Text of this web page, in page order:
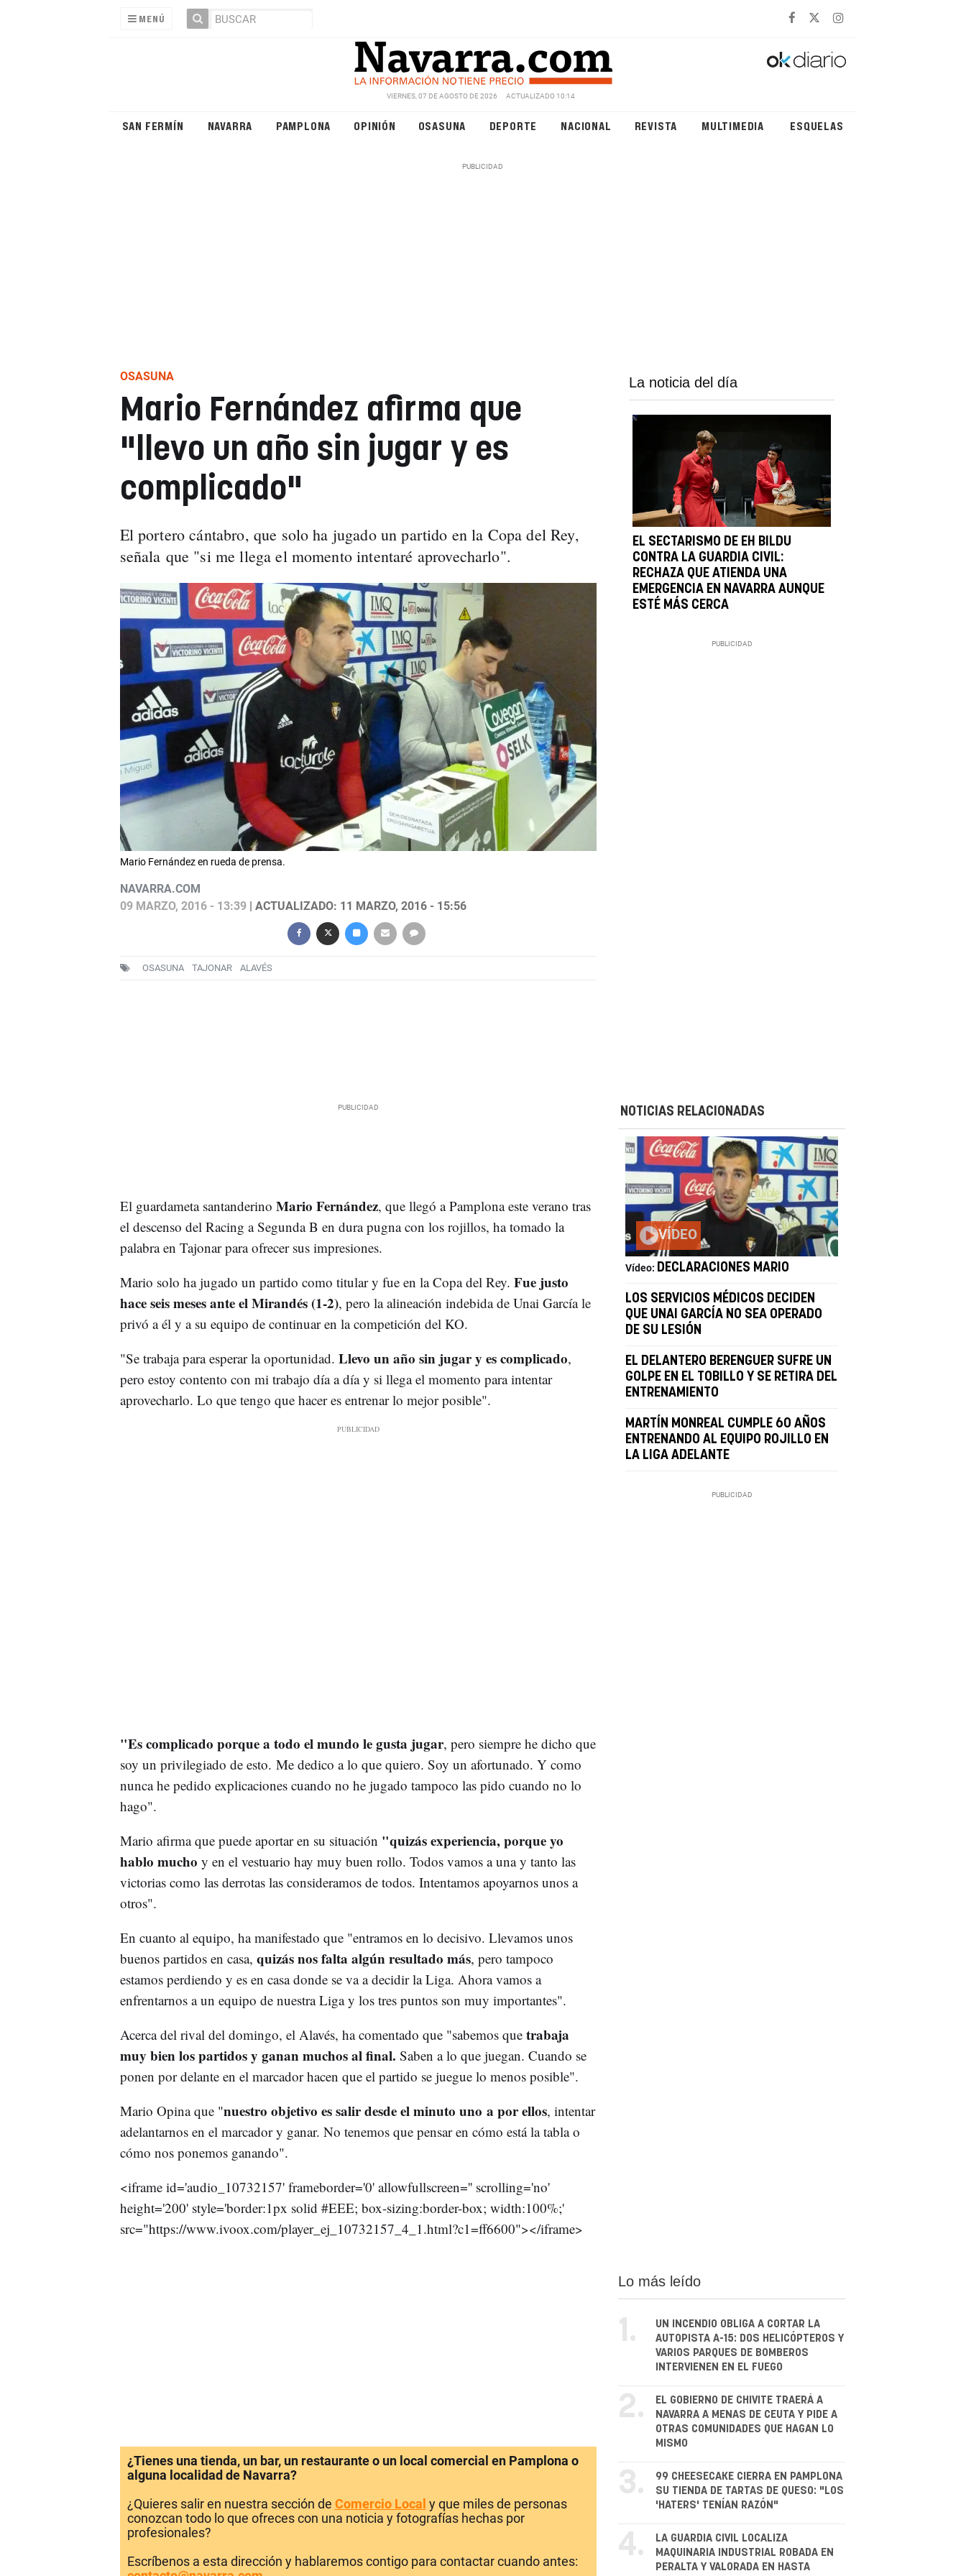
MENÚ
VIERNES, 07 DE AGOSTO DE 2026 ACTUALIZADO 10:14
SAN FERMÍN NAVARRA PAMPLONA OPINIÓN OSASUNA DEPORTE NACIONAL REVISTA MULTIMEDIA ESQUELAS
OSASUNA
Mario Fernández afirma que
"llevo un año sin jugar y es
complicado"
El portero cántabro, que solo ha jugado un partido en la Copa del Rey,
señala que "si me llega el momento intentaré aprovecharlo".
Mario Fernández en rueda de prensa.
NAVARRA.COM
09 MARZO, 2016 - 13:39| ACTUALIZADO: 11 MARZO, 2016 - 15:56
OSASUNA TAJONAR ALAVÉS
La noticia del día
EL SECTARISMO DE EH BILDU
CONTRA LA GUARDIA CIVIL:
RECHAZA QUE ATIENDA UNA
EMERGENCIA EN NAVARRA AUNQUE
ESTÉ MÁS CERCA
El guardameta santanderino Mario Fernández, que llegó a Pamplona este verano tras
el descenso del Racing a Segunda B en dura pugna con los rojillos, ha tomado la
palabra en Tajonar para ofrecer sus impresiones.
Mario solo ha jugado un partido como titular y fue en la Copa del Rey. Fue justo
hace seis meses ante el Mirandés (1-2), pero la alineación indebida de Unai García le
privó a él y a su equipo de continuar en la competición del KO.
"Se trabaja para esperar la oportunidad. Llevo un año sin jugar y es complicado,
pero estoy contento con mi trabajo día a día y si llega el momento para intentar
aprovecharlo. Lo que tengo que hacer es entrenar lo mejor posible".
"Es complicado porque a todo el mundo le gusta jugar, pero siempre he dicho que
soy un privilegiado de esto. Me dedico a lo que quiero. Soy un afortunado. Y como
nunca he pedido explicaciones cuando no he jugado tampoco las pido cuando no lo
hago".
Mario afirma que puede aportar en su situación "quizás experiencia, porque yo
hablo mucho y en el vestuario hay muy buen rollo. Todos vamos a una y tanto las
victorias como las derrotas las consideramos de todos. Intentamos apoyarnos unos a
otros".
En cuanto al equipo, ha manifestado que "entramos en lo decisivo. Llevamos unos
buenos partidos en casa, quizás nos falta algún resultado más, pero tampoco
estamos perdiendo y es en casa donde se va a decidir la Liga. Ahora vamos a
enfrentarnos a un equipo de nuestra Liga y los tres puntos son muy importantes".
Acerca del rival del domingo, el Alavés, ha comentado que "sabemos quetrabaja
muy bien los partidos y ganan muchos al final. Saben a lo que juegan. Cuando se
ponen por delante en el marcador hacen que el partido se juegue lo menos posible".
Mario Opina que "nuestro objetivo es salir desde el minuto uno a por ellos, intentar
adelantarnos en el marcador y ganar. No tenemos que pensar en cómo está la tabla o
cómo nos ponemos ganando".
<iframe id='audio_10732157' frameborder='0' allowfullscreen='' scrolling='no'
height='200' style='border:1px solid #EEE; box-sizing:border-box; width:100%;'
src="https://www.ivoox.com/player_ej_10732157_4_1.html?c1=ff6600"></iframe>
NOTICIAS RELACIONADAS
VÍDEO
Vídeo: DECLARACIONES MARIO
LOS SERVICIOS MÉDICOS DECIDEN
QUE UNAI GARCÍA NO SEA OPERADO
DE SU LESIÓN
EL DELANTERO BERENGUER SUFRE UN
GOLPE EN EL TOBILLO Y SE RETIRA DEL
ENTRENAMIENTO
MARTÍN MONREAL CUMPLE 60 AÑOS
ENTRENANDO AL EQUIPO ROJILLO EN
LA LIGA ADELANTE
¿Tienes una tienda, un bar, un restaurante o un local comercial en Pamplona o
alguna localidad de Navarra?
¿Quieres salir en nuestra sección de Comercio Local y que miles de personas
conozcan todo lo que ofreces con una noticia y fotografías hechas por
profesionales?
Escríbenos a esta dirección y hablaremos contigo para contactar cuando antes:
Lo más leído
1.
UN INCENDIO OBLIGA A CORTAR LA
AUTOPISTA A-15: DOS HELICÓPTEROS Y
VARIOS PARQUES DE BOMBEROS
INTERVIENEN EN EL FUEGO
2.
EL GOBIERNO DE CHIVITE TRAERÁ A
NAVARRA A MENAS DE CEUTA Y PIDE A
OTRAS COMUNIDADES QUE HAGAN LO
MISMO
3.
99 CHEESECAKE CIERRA EN PAMPLONA
SU TIENDA DE TARTAS DE QUESO: "LOS
'HATERS' TENÍAN RAZÓN"
4.
LA GUARDIA CIVIL LOCALIZA
MAQUINARIA INDUSTRIAL ROBADA EN
PERALTA Y VALORADA EN HASTA